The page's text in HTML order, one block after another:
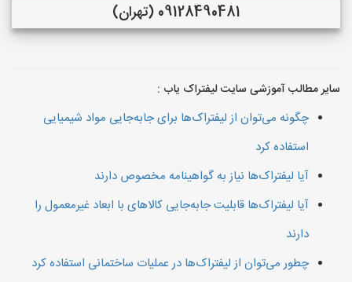
09128490481 (تهران)
سایر مطالب آموزشی سایت لیفتراک یاب :
چگونه می‌توان از لیفتراک‌ها برای جابه‌جایی مواد شیمیایی
استفاده کرد
آیا لیفتراک‌ها نیاز به گواهینامه مخصوص دارند
آیا لیفتراک‌ها قابلیت جابه‌جایی کالاهای با ابعاد غیرمعمول را
دارند
چطور می‌توان از لیفتراک‌ها در عملیات ساختمانی استفاده کرد